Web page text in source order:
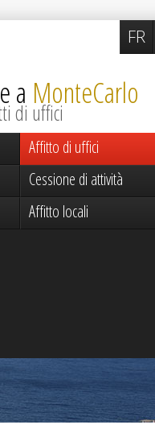
a MonteCarlo
di uffici
FR
Affitto di uffici
Cessione di attività
Affitto locali